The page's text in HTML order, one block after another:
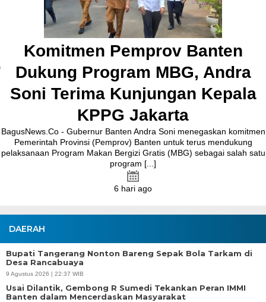
Bersama
BagusNews.Co – Bupati Tangerang Moch. Maesyal Rasyid,
melakukan peletakan batu pertama (Groundbreaking) rekonstruksi
Agustus 2026.Pada acara tersebut, Bupati Maesyal [...]
5 hari ago
DAERAH
Bupati Tangerang Nonton Bareng Sepak Bola Tarkam di
Desa Rancabuaya
9 Agustus 2026 | 22:37 WIB
Usai Dilantik, Gembong R Sumedi Tekankan Peran IMMI
Banten dalam Mencerdaskan Masyarakat